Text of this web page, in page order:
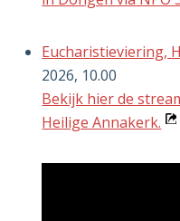
Eucharistieviering,
2026, 10.00
Bekijk hier de
Heilige Annakerk.